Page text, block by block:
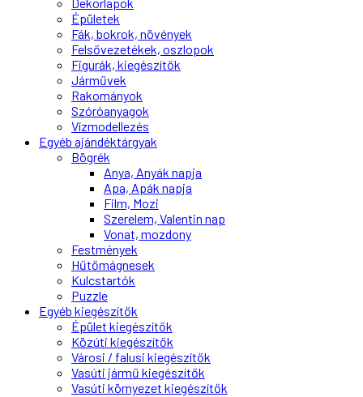
Épületek
Fák, bokrok, növények
Felsővezetékek, oszlopok
Figurák, kiegészítők
Járművek
Rakományok
Szóróanyagok
Vízmodellezés
Egyéb ajándéktárgyak
Bögrék
Anya, Anyák napja
Apa, Apák napja
Film, Mozi
Szerelem, Valentin nap
Vonat, mozdony
Festmények
Hűtőmágnesek
Kulcstartók
Puzzle
Egyéb kiegészítők
Épület kiegészítők
Közúti kiegészítők
Városi / falusi kiegészítők
Vasúti jármű kiegészítők
Vasúti környezet kiegészítők